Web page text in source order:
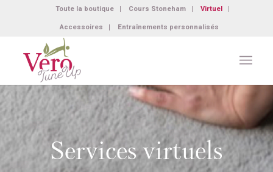
Toute la boutique Cours Stoneham
Virtuel
Accessoires
Entraînements personnalisés
Services virtuels